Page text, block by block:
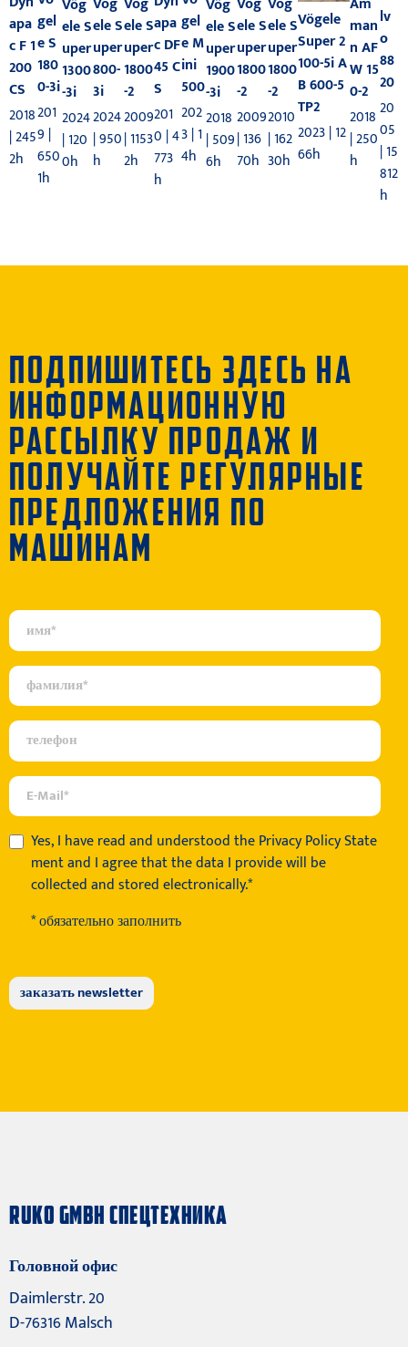
apa
c F 1
200
CS
2018
| 245
2h
gel
e S
180
0-3i
201
9 |
650
1h
ele S
uper
1300
-3i
2024
| 120
0h
ele S
uper
800-
3i
2024
| 950
h
ele S
uper
1800
-2
2009
| 1153
2h
apa
c DF
45 C
S
201
0 | 4
773
h
gel
e M
ini
500
202
3 | 1
4h
ele S
uper
1900
-3i
2018
| 509
6h
ele S
uper
1800
-2
2009
| 136
70h
ele S
uper
1800
-2
2010
| 162
30h
Vögele
Super 2
100-5i A
B 600-5
TP2
2023 | 12
66h
man
n AF
W 15
0-2
2018
| 250
h
lv
o
88
20
20
05
| 15
812
h
ПОДПИШИТЕСЬ ЗДЕСЬ НА
ИНФОРМАЦИОННУЮ
РАССЫЛКУ ПРОДАЖ И
ПОЛУЧАЙТЕ РЕГУЛЯРНЫЕ
ПРЕДЛОЖЕНИЯ ПО
МАШИНАМ
Yes, I have read and understood thePrivacy Policy State
mentand I agree that the data I provide will be
collected and stored electronically.*
* обязательно заполнить
RUKO GMBH СПЕЦТЕХНИКА
Головной офис
Daimlerstr. 20
D-76316 Malsch